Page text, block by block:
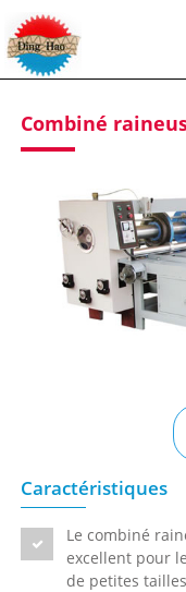
Combiné
Caractéristiques
Le combiné
excellent pour
de petites